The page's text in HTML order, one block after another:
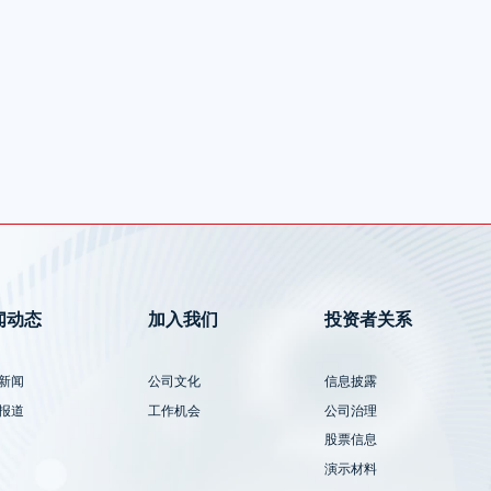
动态
闻
道
加入我们
公司文化
工作机会
投资者关系
信息披露
公司治理
股票信息
演示材料